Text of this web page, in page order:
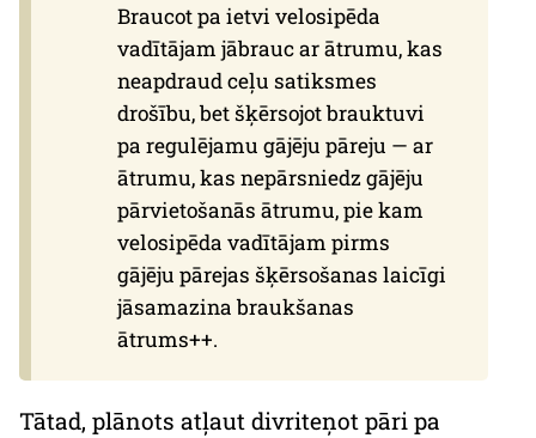
Braucot pa ietvi velosipēda
vadītājam jābrauc ar ātrumu, kas
neapdraud ceļu satiksmes
drošību, bet šķērsojot brauktuvi
pa regulējamu gājēju pāreju — ar
ātrumu, kas nepārsniedz gājēju
pārvietošanās ātrumu, pie kam
velosipēda vadītājam pirms
gājēju pārejas šķērsošanas laicīgi
jāsamazina braukšanas
ātrums++.
Tātad, plānots atļaut divriteņot pāri pa